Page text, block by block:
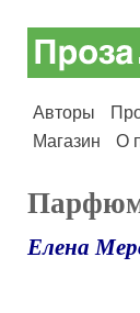
Авторы
Магазин
О
Елена